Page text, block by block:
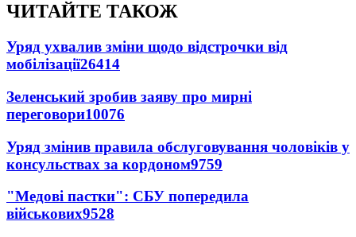
ЧИТАЙТЕ ТАКОЖ
Уряд ухвалив зміни щодо відстрочки від
мобілізації26414
Зеленський зробив заяву про мирні
переговори10076
Уряд змінив правила обслуговування чоловіків у
консульствах за кордоном9759
"Медові пастки": СБУ попередила
військових9528